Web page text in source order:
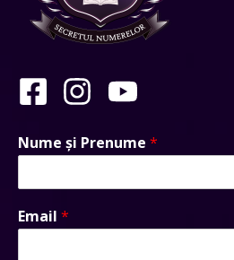
Nume și Prenume *
Email *